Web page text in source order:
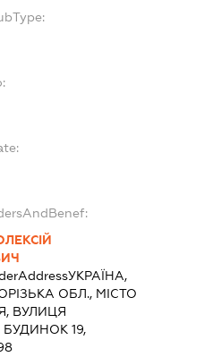
УКРАЇНА,
ОБЛ., МІСТО
ВУЛИЦЯ
19,